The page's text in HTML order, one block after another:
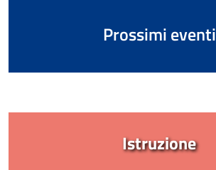
Prossimi eventi
Istruzione